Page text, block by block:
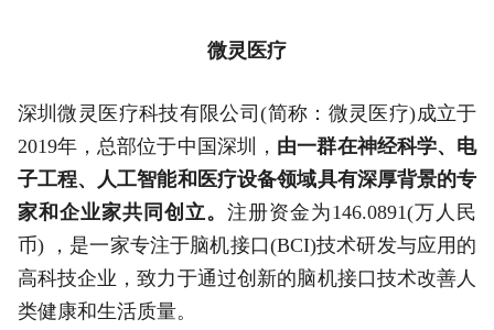
微灵医疗
深圳微灵医疗科技有限公司(简称：微灵医疗)成立于
2019年，总部位于中国深圳， 由一群在神经科学、电
子工程、人工智能和医疗设备领域具有深厚背景的专
家和企业家共同创立。注册资金为146.0891(万人民
币) ，是一家专注于脑机接口(BCI)技术研发与应用的
高科技企业，致力于通过创新的脑机接口技术改善人
类健康和生活质量。